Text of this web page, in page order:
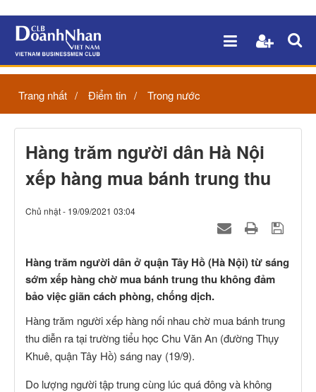
Trang nhất Điểm tin Trong nước
Hàng trăm người dân Hà Nội
xếp hàng mua bánh trung thu
Chủ nhật - 19/09/2021 03:04
Hàng trăm người dân ở quận Tây Hồ (Hà Nội) từ sáng
sớm xếp hàng chờ mua bánh trung thu không đảm
bảo việc giãn cách phòng, chống dịch.
Hàng trăm người xếp hàng nối nhau chờ mua bánh trung
thu diễn ra tại trường tiểu học Chu Văn An (đường Thụy
Khuê, quận Tây Hồ) sáng nay (19/9).
Do lượng người tập trung cùng lúc quá đông và không